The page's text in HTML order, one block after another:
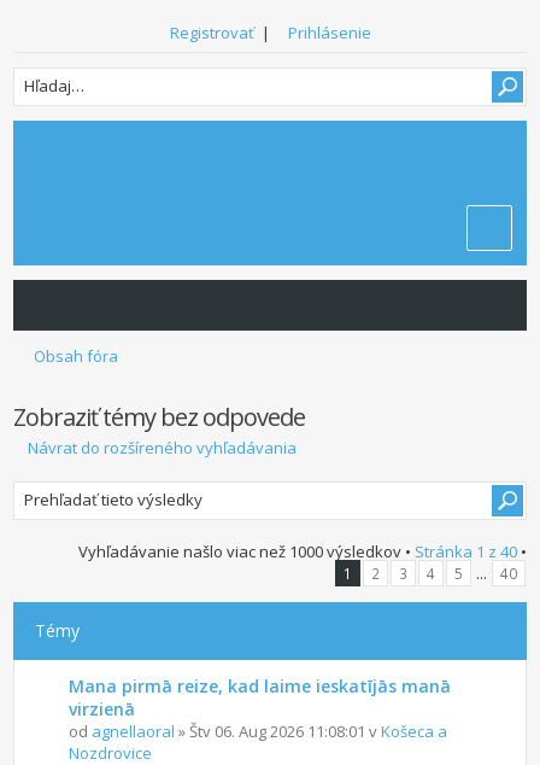
Registrovať| Prihlásenie
Obsah fóra
Zobraziť témy bez odpovede
Návrat do rozšíreného vyhľadávania
Vyhľadávanie našlo viac než 1000 výsledkov • Stránka 1 z 40•
1 2 3 4 5 ... 40
Témy
Mana pirmā reize, kad laime ieskatījās manā
virzienā
od agnellaoral » Štv 06. Aug 2026 11:08:01 vKošeca a
Nozdrovice